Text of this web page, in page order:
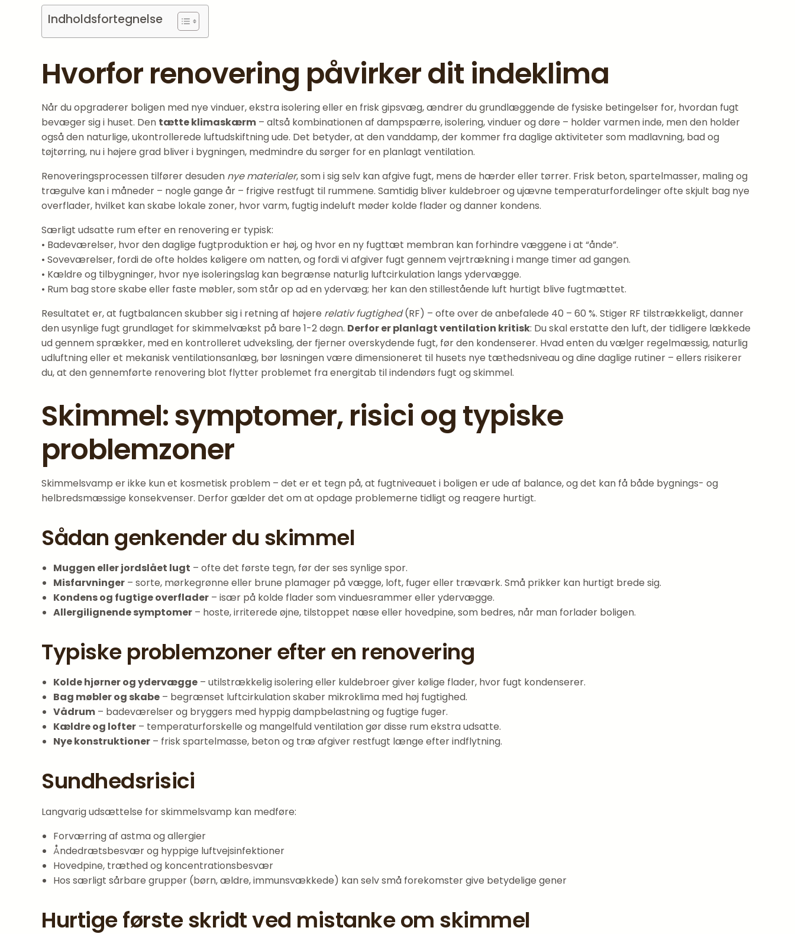
Indholdsfortegnelse
Hvorfor renovering påvirker dit indeklima
Når du opgraderer boligen med nye vinduer, ekstra isolering eller en frisk gipsvæg, ændrer du grundlæggende de fysiske betingelser for, hvordan fugt
bevæger sig i huset. Den tætte klimaskærm – altså kombinationen af dampspærre, isolering, vinduer og døre – holder varmen inde, men den holder
også den naturlige, ukontrollerede luftudskiftning ude. Det betyder, at den vanddamp, der kommer fra daglige aktiviteter som madlavning, bad og
tøjtørring, nu i højere grad bliver i bygningen, medmindre du sørger for en planlagt ventilation.
Renoveringsprocessen tilfører desuden nye materialer, som i sig selv kan afgive fugt, mens de hærder eller tørrer. Frisk beton, spartelmasser, maling og
trægulve kan i måneder – nogle gange år – frigive restfugt til rummene. Samtidig bliver kuldebroer og ujævne temperaturfordelinger ofte skjult bag nye
overflader, hvilket kan skabe lokale zoner, hvor varm, fugtig indeluft møder kolde flader og danner kondens.
Særligt udsatte rum efter en renovering er typisk:
• Badeværelser, hvor den daglige fugtproduktion er høj, og hvor en ny fugttæt membran kan forhindre væggene i at “ånde”.
• Soveværelser, fordi de ofte holdes køligere om natten, og fordi vi afgiver fugt gennem vejrtrækning i mange timer ad gangen.
• Kældre og tilbygninger, hvor nye isoleringslag kan begrænse naturlig luftcirkulation langs ydervægge.
• Rum bag store skabe eller faste møbler, som står op ad en ydervæg; her kan den stillestående luft hurtigt blive fugtmættet.
Resultatet er, at fugtbalancen skubber sig i retning af højere relativ fugtighed(RF) – ofte over de anbefalede 40 – 60 %. Stiger RF tilstrækkeligt, danner
den usynlige fugt grundlaget for skimmelvækst på bare 1-2 døgn. Derfor er planlagt ventilation kritisk: Du skal erstatte den luft, der tidligere lækkede
ud gennem sprækker, med en kontrolleret udveksling, der fjerner overskydende fugt, før den kondenserer. Hvad enten du vælger regelmæssig, naturlig
udluftning eller et mekanisk ventilations­anlæg, bør løsningen være dimensioneret til husets nye tæthedsniveau og dine daglige rutiner – ellers risikerer
du, at den gennemførte renovering blot flytter problemet fra energitab til indendørs fugt og skimmel.
Skimmel: symptomer, risici og typiske
problemzoner
Skimmelsvamp er ikke kun et kosmetisk problem – det er et tegn på, at fugtniveauet i boligen er ude af balance, og det kan få både bygnings- og
helbredsmæssige konsekvenser. Derfor gælder det om at opdage problemerne tidligt og reagere hurtigt.
Sådan genkender du skimmel
Muggen eller jordslået lugt – ofte det første tegn, før der ses synlige spor.
Misfarvninger – sorte, mørkegrønne eller brune plamager på vægge, loft, fuger eller træværk. Små prikker kan hurtigt brede sig.
Kondens og fugtige overflader – især på kolde flader som vinduesrammer eller ydervægge.
Allergilignende symptomer – hoste, irriterede øjne, tilstoppet næse eller hovedpine, som bedres, når man forlader boligen.
Typiske problemzoner efter en renovering
Kolde hjørner og ydervægge – utilstrækkelig isolering eller kuldebroer giver kølige flader, hvor fugt kondenserer.
Bag møbler og skabe – begrænset luftcirkulation skaber mikroklima med høj fugtighed.
Vådrum – badeværelser og bryggers med hyppig dampbelastning og fugtige fuger.
Kældre og lofter – temperaturforskelle og mangelfuld ventilation gør disse rum ekstra udsatte.
Nye konstruktioner – frisk spartelmasse, beton og træ afgiver restfugt længe efter indflytning.
Sundhedsrisici
Langvarig udsættelse for skimmelsvamp kan medføre:
Forværring af astma og allergier
Åndedrætsbesvær og hyppige luftvejsinfektioner
Hovedpine, træthed og koncentrationsbesvær
Hos særligt sårbare grupper (børn, ældre, immun­svækkede) kan selv små forekomster give betydelige gener
Hurtige første skridt ved mistanke om skimmel